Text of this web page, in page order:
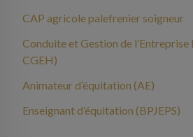
CAP agricole palefrenier soigneur
Conduite et Gestion de
CGEH)
Animateur d’équitation (AE)
Enseignant d’équitation (BPJEPS)